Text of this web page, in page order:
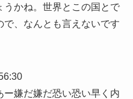
うかね。世界とこの国とで
、なんとも言えないです
嫌だ嫌だ恐い恐い早く内